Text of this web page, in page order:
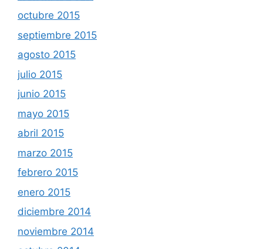
octubre 2015
septiembre 2015
agosto 2015
julio 2015
junio 2015
mayo 2015
abril 2015
marzo 2015
febrero 2015
enero 2015
diciembre 2014
noviembre 2014